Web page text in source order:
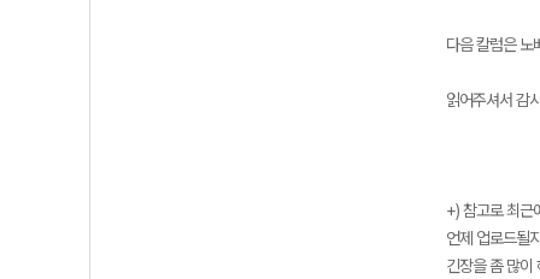
다음 칼럼은 노
읽어주셔서 감
+) 참고로 최근
언제 업로드될
긴장을 좀 많이